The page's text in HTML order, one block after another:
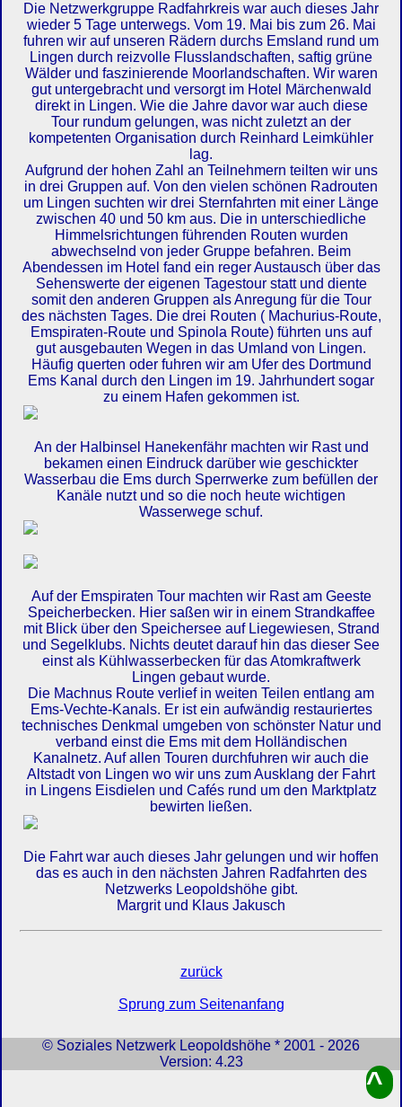
Die Netzwerkgruppe Radfahrkreis war auch dieses Jahr
wieder 5 Tage unterwegs. Vom 19. Mai bis zum 26. Mai
fuhren wir auf unseren Rädern durchs Emsland rund um
Lingen durch reizvolle Flusslandschaften, saftig grüne
Wälder und faszinierende Moorlandschaften. Wir waren
gut untergebracht und versorgt im Hotel Märchenwald
direkt in Lingen. Wie die Jahre davor war auch diese
Tour rundum gelungen, was nicht zuletzt an der
kompetenten Organisation durch Reinhard Leimkühler
lag.
Aufgrund der hohen Zahl an Teilnehmern teilten wir uns
in drei Gruppen auf. Von den vielen schönen Radrouten
um Lingen suchten wir drei Sternfahrten mit einer Länge
zwischen 40 und 50 km aus. Die in unterschiedliche
Himmelsrichtungen führenden Routen wurden
abwechselnd von jeder Gruppe befahren. Beim
Abendessen im Hotel fand ein reger Austausch über das
Sehenswerte der eigenen Tagestour statt und diente
somit den anderen Gruppen als Anregung für die Tour
des nächsten Tages. Die drei Routen ( Machurius-Route,
Emspiraten-Route und Spinola Route) führten uns auf
gut ausgebauten Wegen in das Umland von Lingen.
Häufig querten oder fuhren wir am Ufer des Dortmund
Ems Kanal durch den Lingen im 19. Jahrhundert sogar
zu einem Hafen gekommen ist.
An der Halbinsel Hanekenfähr machten wir Rast und
bekamen einen Eindruck darüber wie geschickter
Wasserbau die Ems durch Sperrwerke zum befüllen der
Kanäle nutzt und so die noch heute wichtigen
Wasserwege schuf.
Auf der Emspiraten Tour machten wir Rast am Geeste
Speicherbecken. Hier saßen wir in einem Strandkaffee
mit Blick über den Speichersee auf Liegewiesen, Strand
und Segelklubs. Nichts deutet darauf hin das dieser See
einst als Kühlwasserbecken für das Atomkraftwerk
Lingen gebaut wurde.
Die Machnus Route verlief in weiten Teilen entlang am
Ems-Vechte-Kanals. Er ist ein aufwändig restauriertes
technisches Denkmal umgeben von schönster Natur und
verband einst die Ems mit dem Holländischen
Kanalnetz. Auf allen Touren durchfuhren wir auch die
Altstadt von Lingen wo wir uns zum Ausklang der Fahrt
in Lingens Eisdielen und Cafés rund um den Marktplatz
bewirten ließen.
Die Fahrt war auch dieses Jahr gelungen und wir hoffen
das es auch in den nächsten Jahren Radfahrten des
Netzwerks Leopoldshöhe gibt.
Margrit und Klaus Jakusch
zurück
Sprung zum Seitenanfang
^
© Soziales Netzwerk Leopoldshöhe * 2001 - 2026
Version: 4.23